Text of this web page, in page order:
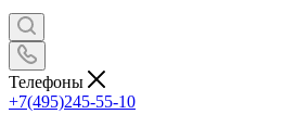
Телефоны
+7(495)245-55-10